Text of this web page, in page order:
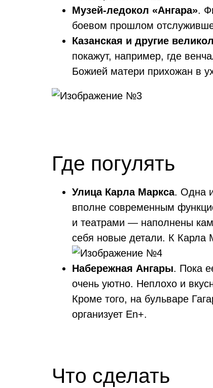
Музей-ледокол «Ангара».
боевом прошлом
Казанская и другие
покажут, например, где
Божией матери прихожан в
Где погулять
Улица Карла Маркса. Одна
вполне современным
и театрами — наполнены
себя новые детали. К Карла
Набережная Ангары. Пока
очень уютно. Неплохо и
Кроме того, на бульваре
организует En+.
Что сделать